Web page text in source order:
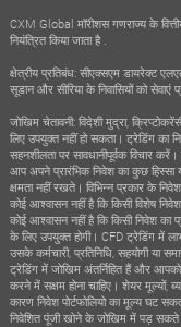
CXM Global मॉरीशस गणराज्य के
नियंत्रित किया जाता है .
क्षेत्रीय प्रतिबंध: सीएक्सएम डायरेक्ट
सूडान और सीरिया के निवासियों को सेवाएं
जोखिम चेतावनी: विदेशी मुद्रा,
लिए उपयुक्त नहीं हो सकता। ट्रेडिंग का
सहनशीलता पर सावधानीपूर्वक विचार
आप अपने प्रारंभिक निवेश का कुछ हिस्सा
क्षमता नहीं रखते। विभिन्न प्रकार के
कोई आश्वासन नहीं है कि किसी विशेष
कोई आश्वासन नहीं है कि किसी निवेश का
के लिए उपयुक्त होगी। CFD ट्रेडिंग में
उसके कर्मचारी, प्रतिनिधि, सहयोगी या
ट्रेडिंग में जोखिम अंतर्निहित हैं और आपको
करने में सक्षम होना चाहिए। शेयर मूल्यों,
कारण निवेश पोर्टफोलियो का मूल्य घट
निवेशित पूंजी खोने के जोखिम में पड़ सकते